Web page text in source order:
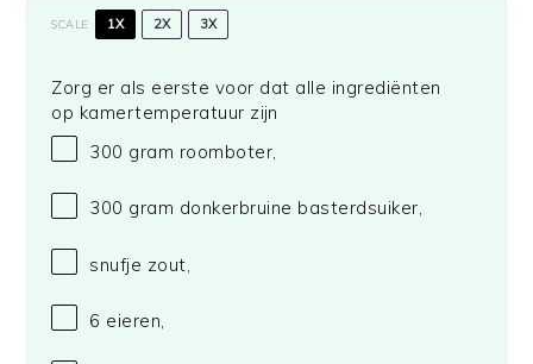
SCALE 1X 2X 3X
Zorg er als eerste voor dat alle ingrediënten
op kamertemperatuur zijn
300 gram roomboter,
300 gram donkerbruine basterdsuiker,
snufje zout,
6 eieren,